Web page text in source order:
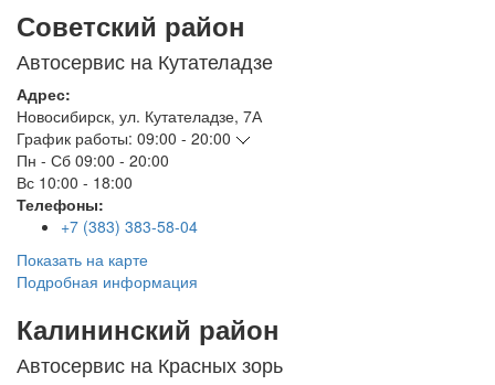
Советский район
Автосервис на Кутателадзе
Адрес:
Новосибирск, ул. Кутателадзе, 7А
График работы: 09:00 - 20:00
Пн - Сб 09:00 - 20:00
Вс 10:00 - 18:00
Телефоны:
+7 (383) 383-58-04
Показать на карте
Подробная информация
Калининский район
Автосервис на Красных зорь